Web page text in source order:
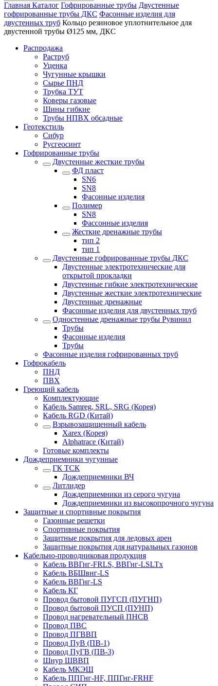
Главная Каталог Гофрированные трубы Двустенные
гофрированные трубы ДКС Фасонные изделия для
двустенных труб Кольцо резиновое уплотнительное для
двустенной трубы Ø125 мм, ДКС
Распродажа
Раструб
Уценка
Чугунные крышки
Сырье ПНД
Трубка ТУТ
Коверы газовые
Шины гибкие
Трубы НПВХ обсадные
Геотекстиль
Сибур
Русгеосинт
Гофрированные трубы
Двустенные жесткие трубы
ФД пласт
SN6
SN8
Фасонные изделия
Полимер
SN8
Фассонные изделия
Жесткие дренажные трубы
тип 2
тип 1
Двустенные гофрированные трубы ДКС
Двустенные электротехнические для
открытой прокладки
Двустенные гибкие электротехнические
Двустенные жесткие электротехнические
Двустенные дренажные
Фасонные изделия для двустенных труб
Одностенные дренажные трубы Рувинил
Трубы
Фасонные изделия
Трубы
Фасонные изделия гофрированных труб
Гофрокабель
ПНД
ПВХ
Греющий кабель
Комплектующие
Кабель Samreg, SRL, SRG (Корея)
Кабель RGD (Китай)
Взрывозащищенный кабель
Xarex (Корея)
Alphatrace (Китай)
Готовые комплекты
Дождеприемники чугунные
ГК ТСК
Дождеприемники ВЧ
Литлидер
Дождеприемники из серого чугуна
Дождеприемники из высокопрочного чугуна
Защитные и спортивные покрытия
Газонные решетки
Спортивные покрытия
Защитные покрытия для ледовых арен
Защитные покрытия для натуральных газонов
Кабельно-проводниковая продукция
Кабель ВВГнг-FRLS, ВВГнг-LSLTx
Кабель ВБШвнг-LS
Кабель ВВГнг-LS
Кабель КГ
Провод бытовой ПУГСП (ПУГНП)
Провод бытовой ПУСП (ПУНП)
Провод нагревательный ПНСВ
Провод ПВС
Провод ПГВВП
Провод ПуВ (ПВ-1)
Провод ПуГВ (ПВ-3)
Шнур ШВВП
Кабель МКЭШ
Кабель ППГнг-HF, ППГнг-FRHF